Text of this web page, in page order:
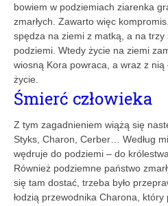
bowiem w podziemiach ziarenka
zmarłych. Zawarto więc
spędza na ziemi z matką, a na
podziemi. Wtedy życie na ziemi
wiosną Kora powraca, a wraz z nią
życie.
Śmierć człowieka
Z tym zagadnieniem wiążą się
Styks, Charon, Cerber… Według
wędruje do podziemi – do
Również podziemne państwo
się tam dostać, trzeba było
łodzią przewodnika Charona, który